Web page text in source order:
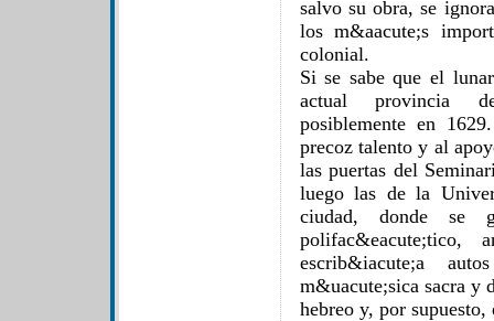
salvo su obra, se
los m&aacute;s
colonial.
Si se sabe que el
actual provincia
posiblemente en
precoz talento y al
las puertas del
luego las de la
ciudad, donde se
escrib&iacute;a
m&uacute;sica sacra y
hebreo y, por supuesto,